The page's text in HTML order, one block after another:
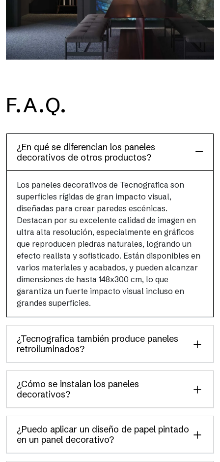
F.A.Q.
¿En qué se diferencian los paneles
decorativos de otros productos?
Los paneles decorativos de Tecnografica son
superficies rígidas de gran impacto visual,
diseñadas para crear paredes escénicas.
Destacan por su excelente calidad de imagen en
ultra alta resolución, especialmente en gráficos
que reproducen piedras naturales, logrando un
efecto realista y sofisticado. Están disponibles en
varios materiales y acabados, y pueden alcanzar
dimensiones de hasta 148x300 cm, lo que
garantiza un fuerte impacto visual incluso en
grandes superficies.
¿Tecnografica también produce paneles
retroiluminados?
¿Cómo se instalan los paneles
decorativos?
¿Puedo aplicar un diseño de papel pintado
en un panel decorativo?